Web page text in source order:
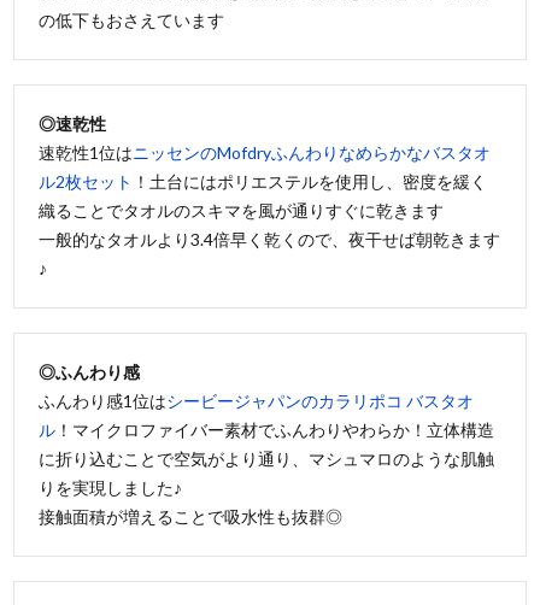
の低下もおさえています
◎速乾性
速乾性1位はニッセンのMofdryふんわりなめらかなバスタオ
ル2枚セット ！土台にはポリエステルを使用し、密度を緩く
織ることでタオルのスキマを風が通りすぐに乾きます
一般的なタオルより3.4倍早く乾くので、夜干せば朝乾きます
♪
◎ふんわり感
ふんわり感1位はシービージャパンのカラリポコ バスタオ
ル ！マイクロファイバー素材でふんわりやわらか！立体構造
に折り込むことで空気がより通り、マシュマロのような肌触
りを実現しました♪
接触面積が増えることで吸水性も抜群◎